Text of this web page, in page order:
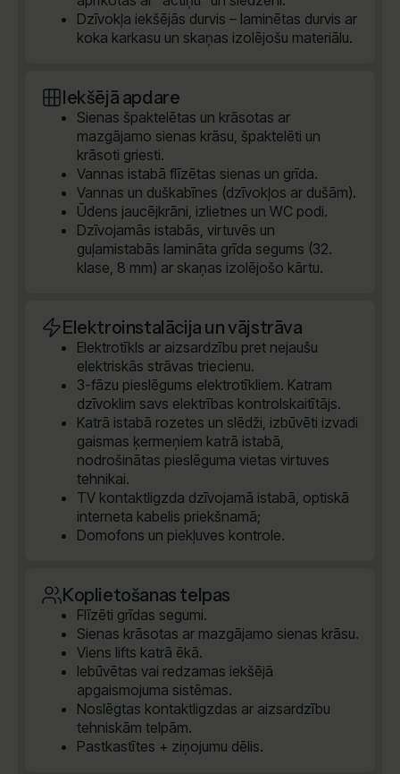
Dzīvokļa iekšējās durvis – laminētas durvis ar
koka karkasu un skaņas izolējošu materiālu.
Iekšējā apdare
Sienas špaktelētas un krāsotas ar
mazgājamo sienas krāsu, špaktelēti un
krāsoti griesti.
Vannas istabā flīzētas sienas un grīda.
Vannas un duškabīnes (dzīvokļos ar dušām).
Ūdens jaucējkrāni, izlietnes un WC podi.
Dzīvojamās istabās, virtuvēs un
guļamistabās lamināta grīda segums (32.
klase, 8 mm) ar skaņas izolējošo kārtu.
Elektroinstalācija un vājstrāva
Elektrotīkls ar aizsardzību pret nejaušu
elektriskās strāvas triecienu.
3-fāzu pieslēgums elektrotīkliem. Katram
dzīvoklim savs elektrības kontrolskaitītājs.
Katrā istabā rozetes un slēdži, izbūvēti izvadi
gaismas ķermeņiem katrā istabā,
nodrošinātas pieslēguma vietas virtuves
tehnikai.
TV kontaktligzda dzīvojamā istabā, optiskā
interneta kabelis priekšnamā;
Domofons un piekļuves kontrole.
Koplietošanas telpas
Flīzēti grīdas segumi.
Sienas krāsotas ar mazgājamo sienas krāsu.
Viens lifts katrā ēkā.
Iebūvētas vai redzamas iekšējā
apgaismojuma sistēmas.
Noslēgtas kontaktligzdas ar aizsardzību
tehniskām telpām.
Pastkastītes + ziņojumu dēlis.